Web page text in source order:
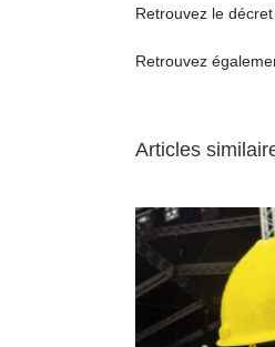
Retrouvez le décret
Retrouvez
Articles